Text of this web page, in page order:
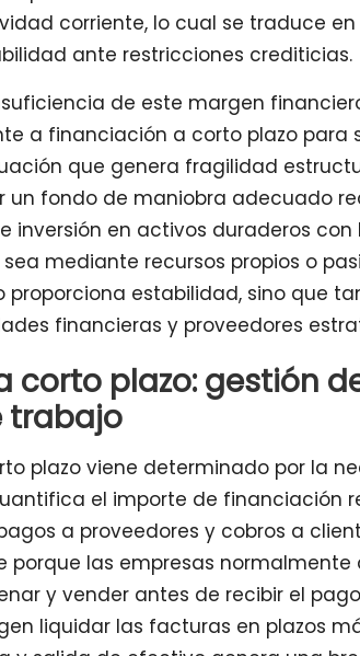
corriente, lo cual se traduce
ante restricciones crediticias.
de este margen
a financiación a corto plazo para
que genera fragilidad
un fondo de maniobra adecuado
inversión en activos duraderos
mediante recursos propios o
proporciona estabilidad, sino que
financieras y proveedores
corto plazo: gestión
trabajo
plazo viene determinado por la
el importe de financiación
a proveedores y cobros a
porque las empresas
y vender antes de recibir el
liquidar las facturas en plazos